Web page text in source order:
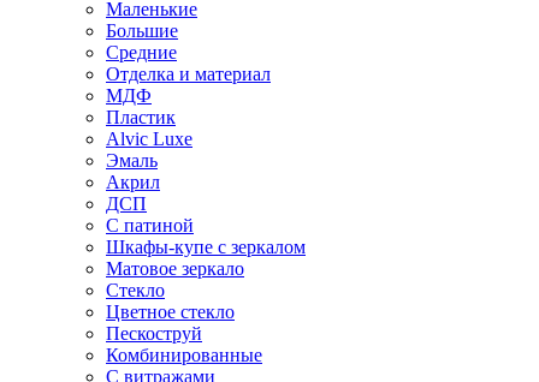
Маленькие
Большие
Средние
Отделка и материал
МДФ
Пластик
Alvic Luxe
Эмаль
Акрил
ДСП
С патиной
Шкафы-купе с зеркалом
Матовое зеркало
Стекло
Цветное стекло
Пескоструй
Комбинированные
С витражами